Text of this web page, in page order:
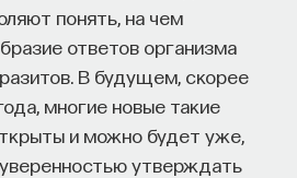
понять, на чем
ответов организма
В будущем, скорее
многие новые такие
и можно будет уже,
утверждать